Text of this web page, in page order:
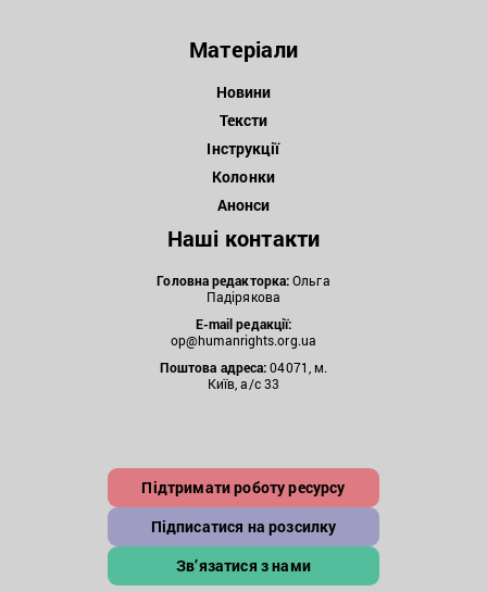
Матеріали
Новини
Тексти
Інструкції
Колонки
Анонси
Наші контакти
Головна редакторка:Ольга
Падірякова
E-mail редакції:
op@humanrights.org.ua
Поштова адреса:04071, м.
Київ, а/с 33
Підтримати роботу ресурсу
Підписатися на розсилку
Зв’язатися з нами